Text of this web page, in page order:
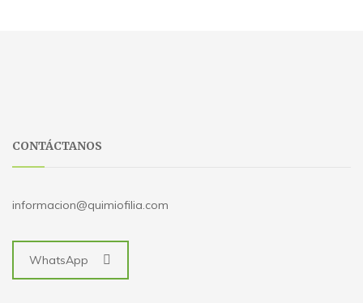
CONTÁCTANOS
informacion@quimiofilia.com
WhatsApp